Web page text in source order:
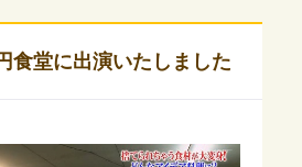
食堂に出演いたしました